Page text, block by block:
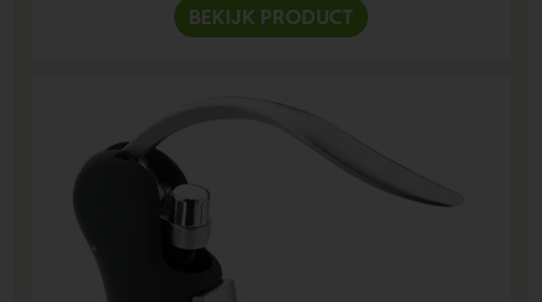
BEKIJK PRODUCT